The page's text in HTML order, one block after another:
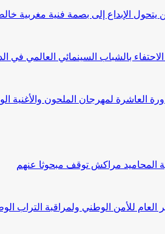
الإبداع إلى بصمة فنية مغربية
بالشباب السينمائي العالمي في
العاشرة لمهرجان الملحون والأغنية
المحاميد مراكش توقف مبحوثا عنهم
العام للأمن الوطني ولمراقبة التراب